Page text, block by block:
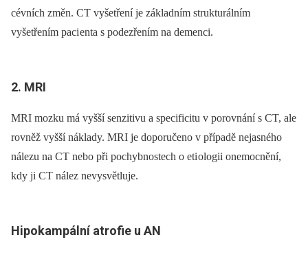
cévních změn. CT vyšetření je základním strukturálním
vyšetřením paci enta s podezřením na demenci.
2. MRI
MRI mozku má vyšší senzitivu a specificitu v porovnání s CT, ale
rovněž vyšší náklady. MRI je doporučeno v případě nejasného
nálezu na CT nebo při pochybnostech o eti ologii onemocnění,
kdy ji CT nález nevysvětluje.
Hipokampální atrofie u AN